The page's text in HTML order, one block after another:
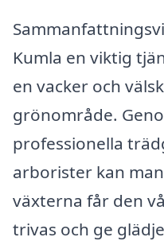
Kumla en viktig
en vacker och
grönområde.
professionella
arborister kan
växterna får den
trivas och ge